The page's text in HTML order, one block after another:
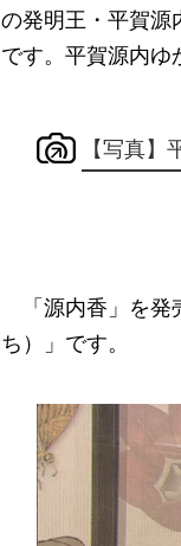
の発明王・平賀源
です。平賀源内ゆ
【写真
「源内香」を発
ち）」です。